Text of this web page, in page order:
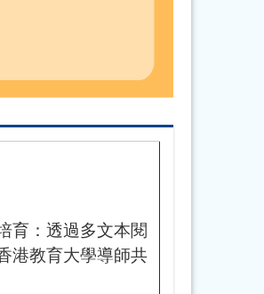
育：透過多文本閱
港教育大學導師共